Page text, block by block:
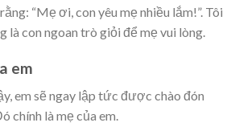
“Mẹ ơi, con yêu mẹ nhiều lắm!”. Tôi
là con ngoan trò giỏi để mẹ vui lòng.
em
em sẽ ngay lập tức được chào đón
chính là mẹ của em.